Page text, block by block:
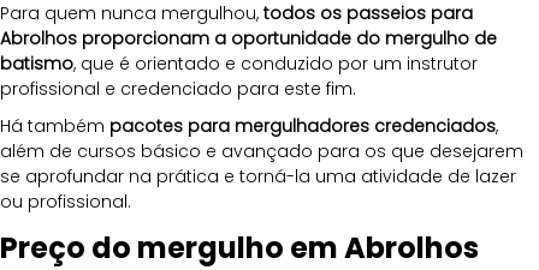
Para quem nunca mergulhou, todos os passeios para
Abrolhos proporcionam a oportunidade do mergulho de
batismo, que é orientado e conduzido por um instrutor
profissional e credenciado para este fim.
Há também pacotes para mergulhadores credenciados,
além de cursos básico e avançado para os que desejarem
se aprofundar na prática e torná-la uma atividade de lazer
ou profissional.
Preço do mergulho em Abrolhos